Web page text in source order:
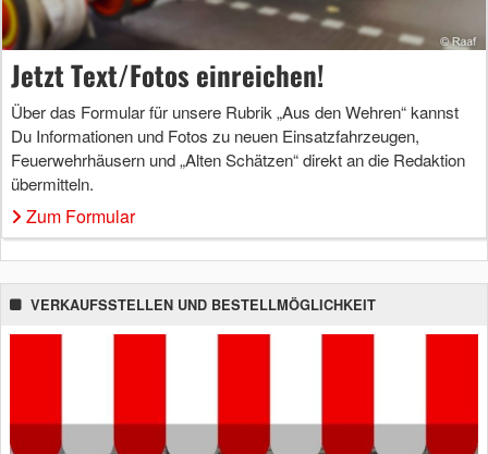
Jetzt Text/Fotos einreichen!
Über das Formular für unsere Rubrik „Aus den Wehren“ kannst
Du Informationen und Fotos zu neuen Einsatzfahrzeugen,
Feuerwehrhäusern und „Alten Schätzen“ direkt an die Redaktion
übermitteln.
Zum Formular
VERKAUFSSTELLEN UND BESTELLMÖGLICHKEIT